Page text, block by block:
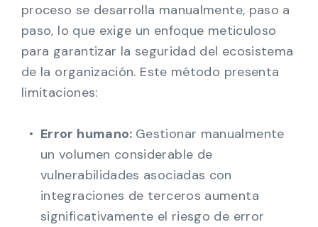
proceso se desarrolla manualmente, paso a
paso, lo que exige un enfoque meticuloso
para garantizar la seguridad del ecosistema
de la organización. Este método presenta
limitaciones:
Error humano: Gestionar manualmente
un volumen considerable de
vulnerabilidades asociadas con
integraciones de terceros aumenta
significativamente el riesgo de error